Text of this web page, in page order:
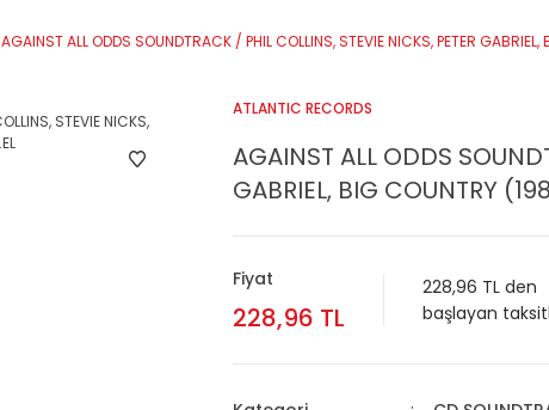
AGAINST ALL ODDS SOUNDTRACK / PHIL COLLINS, STEVIE NICKS, PETER
ATLANTIC RECORDS
AGAINST ALL ODDS
GABRIEL, BIG COUNTRY
Fiyat
228,96 TL
228,96 TL den
başlayan